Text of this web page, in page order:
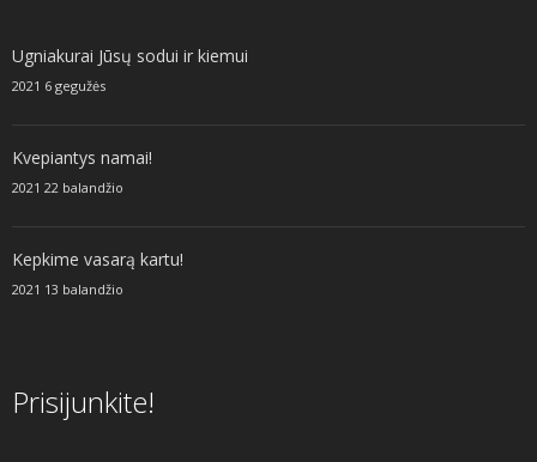
Ugniakurai Jūsų sodui ir kiemui
2021 6 gegužės
Kvepiantys namai!
2021 22 balandžio
Kepkime vasarą kartu!
2021 13 balandžio
Prisijunkite!